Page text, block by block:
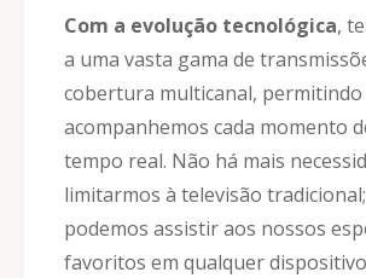
Com a evolução tecnológica,
a uma vasta gama de
cobertura multicanal, permitindo
acompanhemos cada momento
tempo real. Não há mais
limitarmos à televisão
podemos assistir aos nossos
favoritos em qualquer